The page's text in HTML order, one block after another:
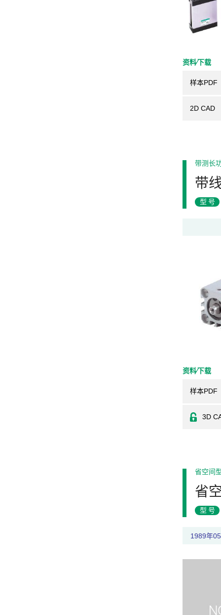
资料⁄下载
样本PDF
2D CAD
带测长
带
型号
资料⁄下载
样本PDF
3D
省空间
省
型号
1989年